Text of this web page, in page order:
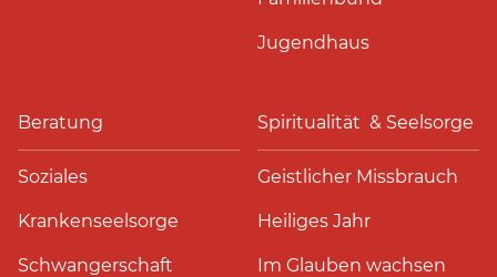
Jugendhaus
Beratung
Soziales
Krankenseelsorge
Schwangerschaft
Spiritualität & Seelsorge
Geistlicher Missbrauch
Heiliges Jahr
Im Glauben wachsen